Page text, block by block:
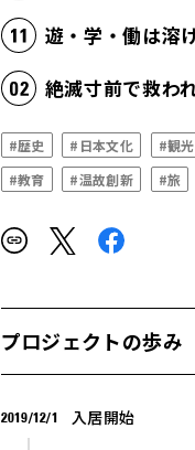
#歴史 #日本文化 #観光
#教育
#温故創新 #旅
プロジェクトの歩み
2019/12/1 入居開始